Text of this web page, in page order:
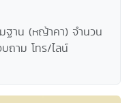
ฐาน (หญ้าคา) จำนวน
ถาม โทร/ไลน์